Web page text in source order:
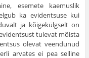
esemete kaemuslik
ka evidentsuse kui
ja kõigekülgselt on
tulevat mõista
olevat veendunud
arvates ei pea selline